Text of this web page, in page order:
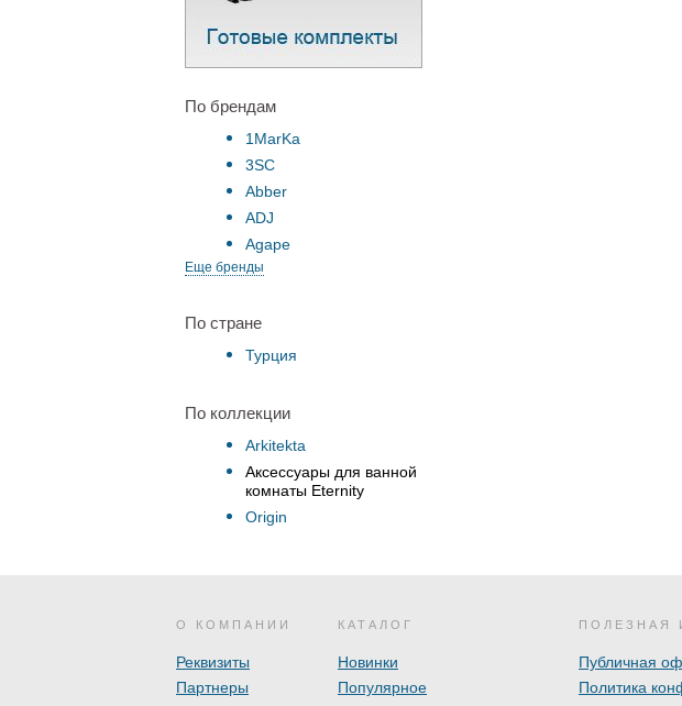
По брендам
1MarKa
3SC
Abber
ADJ
Agape
Еще бренды
По стране
Турция
По коллекции
Arkitekta
Аксессуары для ванной
комнаты Eternity
Origin
О КОМПАНИИ
Реквизиты
Партнеры
КАТАЛОГ
Новинки
Популярное
ПОЛЕЗНАЯ
Публичная
Политика